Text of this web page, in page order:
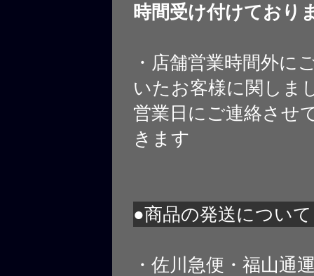
時間受け付けており
・店舗営業時間外に
いたお客様に関しま
営業日にご連絡させ
きます
●商品の発送について
・佐川急便・福山通